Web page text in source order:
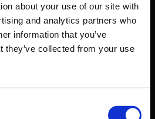
about your use of our site with
and analytics partners who
information that you’ve
they’ve collected from your use